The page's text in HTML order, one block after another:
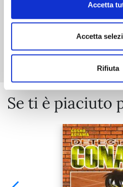
Accetta
Accetta
Rifiuta
Mostra
Se ti è piaciuto